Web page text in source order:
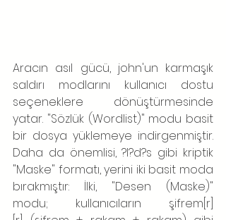
Aracın asıl gücü, john'un karmaşık
saldırı modlarını kullanıcı dostu
seçeneklere dönüştürmesinde
yatar. "Sözlük (Wordlist)" modu basit
bir dosya yüklemeye indirgenmiştir.
Daha da önemlisi, ?l?d?s gibi kriptik
"Maske" formatı, yerini iki basit moda
bırakmıştır: İlki, "Desen (Maske)"
modu; kullanıcıların şifrem[r]